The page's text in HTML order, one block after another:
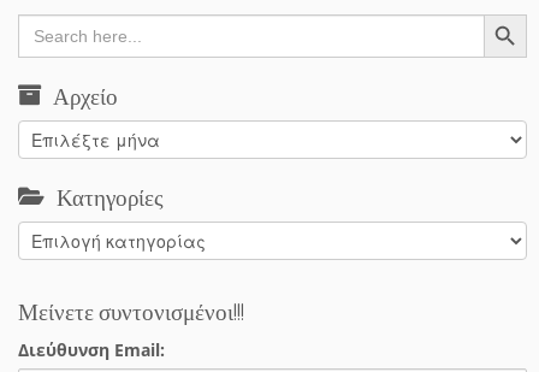
Search
for:
Search Button
Αρχείο
Αρχείο
Κατηγορίες
Κατηγορίες
Μείνετε συντονισμένοι!!!
Διεύθυνση Email: